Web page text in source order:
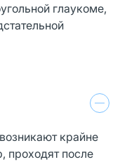
глаукоме,
крайне
проходят после